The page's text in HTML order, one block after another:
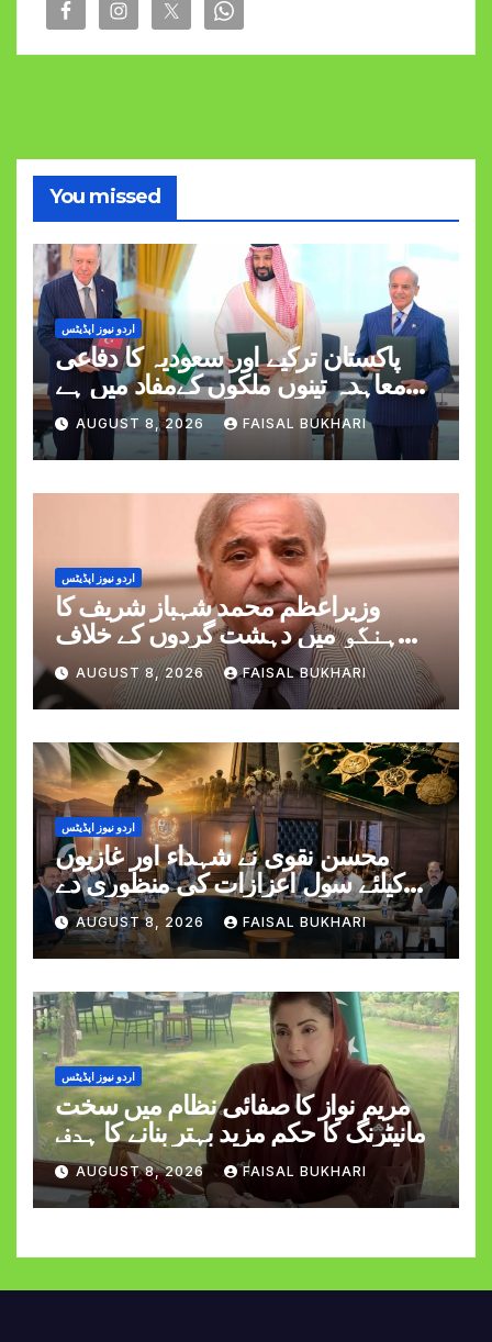
You missed
اردو نیوز اپڈیٹس
پاکستان ترکیے اور سعودیہ کا دفاعی
معاہدہ تینوں ملکوں کےمفاد میں ہے
وزیراعظم شہبازشریف
AUGUST 8, 2026 FAISAL BUKHARI
اردو نیوز اپڈیٹس
وزیراعظم محمد شہباز شریف کا
ہنگو میں دہشت گردوں کے خلاف
کارروائی کے دوران کیپٹن حمزہ اکرم
کی شہادت پر اظہارِ افسوس
AUGUST 8, 2026 FAISAL BUKHARI
اردو نیوز اپڈیٹس
محسن نقوی نے شہداء اور غازیوں
کیلئے سول اعزازات کی منظوری دے
دیAUGUST 8, 2026 FAISAL BUKHARI
اردو نیوز اپڈیٹس
مریم نواز کا صفائی نظام میں سخت
مانیٹرنگ کا حکم مزید بہتر بنانے کا ہدف
AUGUST 8, 2026 FAISAL BUKHARI